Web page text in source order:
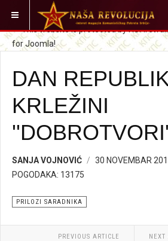
VI STE OVDE: PRILOZI SARADNIKA
DAN
KRLEŽINI
SANJA VOJNOVIĆ
30 NOVEMBAR
POGODAKA: 13175
PRILOZI SARADNIKA
PREVIOUS ARTICLE NEXT